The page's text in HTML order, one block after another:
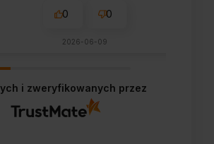
0 0
2026-06-09
i zweryfikowanych przez